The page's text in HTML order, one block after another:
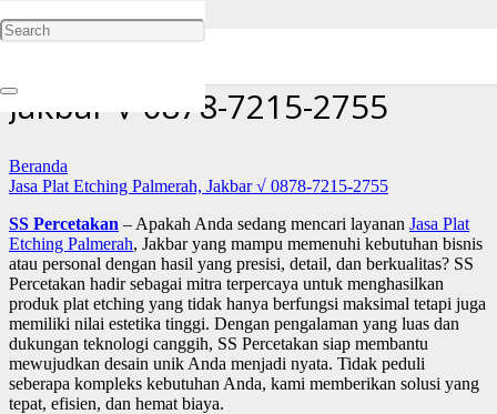
Jakbar √ 0878-7215-2755
Beranda
Jasa Plat Etching Palmerah, Jakbar √ 0878-7215-2755
SS Percetakan – Apakah Anda sedang mencari layanan Jasa Plat
Etching Palmerah, Jakbar yang mampu memenuhi kebutuhan bisnis
atau personal dengan hasil yang presisi, detail, dan berkualitas? SS
Percetakan hadir sebagai mitra terpercaya untuk menghasilkan
produk plat etching yang tidak hanya berfungsi maksimal tetapi juga
memiliki nilai estetika tinggi. Dengan pengalaman yang luas dan
dukungan teknologi canggih, SS Percetakan siap membantu
mewujudkan desain unik Anda menjadi nyata. Tidak peduli
seberapa kompleks kebutuhan Anda, kami memberikan solusi yang
tepat, efisien, dan hemat biaya.